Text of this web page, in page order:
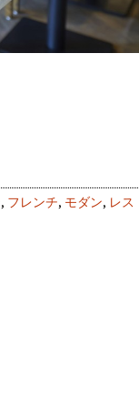
, フレンチ, モダン, レス